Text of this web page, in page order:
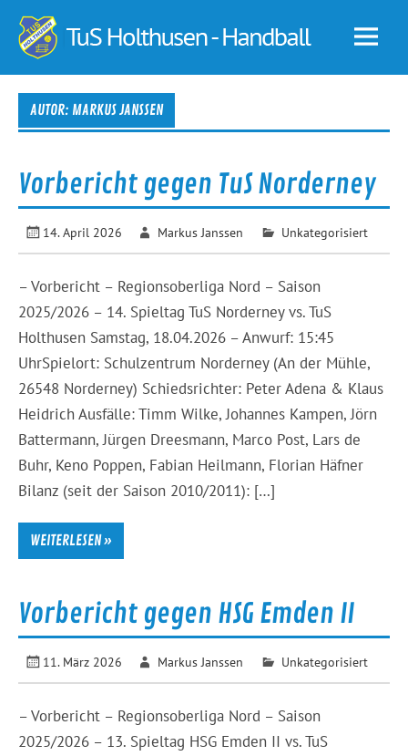
content TuS
AUTOR: MARKUS JANSSEN
Vorbericht gegen TuS Norderney
14. April 2026 Markus Janssen Unkategorisiert
– Vorbericht – Regionsoberliga Nord – Saison
2025/2026 – 14. Spieltag TuS Norderney vs. TuS
Holthusen Samstag, 18.04.2026 – Anwurf: 15:45
UhrSpielort: Schulzentrum Norderney (An der Mühle,
26548 Norderney) Schiedsrichter: Peter Adena & Klaus
Heidrich Ausfälle: Timm Wilke, Johannes Kampen, Jörn
Battermann, Jürgen Dreesmann, Marco Post, Lars de
Buhr, Keno Poppen, Fabian Heilmann, Florian Häfner
Bilanz (seit der Saison 2010/2011): […]
WEITERLESEN »
Vorbericht gegen HSG Emden II
11. März 2026 Markus Janssen Unkategorisiert
– Vorbericht – Regionsoberliga Nord – Saison
2025/2026 – 13. Spieltag HSG Emden II vs. TuS